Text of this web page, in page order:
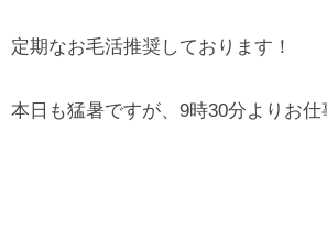
定期なお毛活推奨しております！
本日も猛暑ですが、9時30分よりお仕